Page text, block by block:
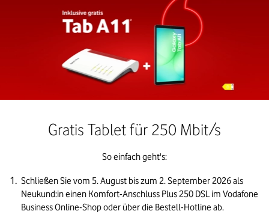
Gratis Tablet für 250 Mbit/s
So einfach geht's:
Schließen Sie vom 5. August bis zum 2. September 2026 als
Neukund:in einen Komfort-Anschluss Plus 250 DSL im Vodafone
Business Online-Shop oder über die Bestell-Hotline ab.